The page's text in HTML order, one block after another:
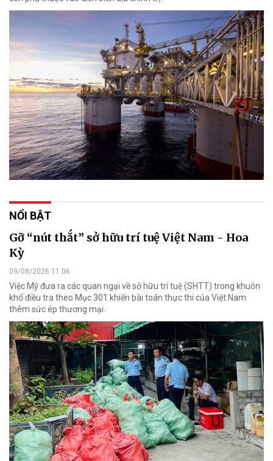
NỔI BẬT
Gỡ “nút thắt” sở hữu trí tuệ Việt Nam - Hoa
Kỳ
09/08/2026 11:06
Việc Mỹ đưa ra các quan ngại về sở hữu trí tuệ (SHTT) trong khuôn
khổ điều tra theo Mục 301 khiến bài toán thực thi của Việt Nam
thêm sức ép thương mại.